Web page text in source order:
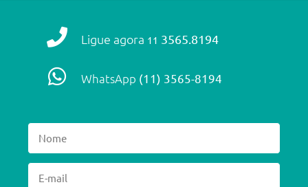
Ligue agora 11 3565.8194
WhatsApp (11) 3565-8194